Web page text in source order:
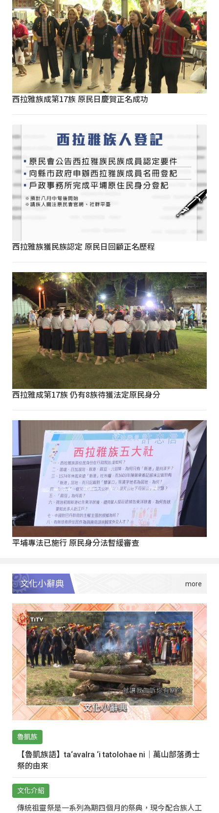
西拉雅族成第17族 原民日慶賀正名成功
西拉雅族獲民族認定 原民日回顧正名歷程
西拉雅成第17族 仍有8族待獲法定原民身分
平埔專法已施行 原民身分法暫緩審查
文化小辭典
魯凱族
【魯凱族語】ta‘avalra ‘i tatolohae ni｜萬山部落勇士
祭的由來
文化介紹
傳統祖靈祭是一系列為期四個月的祭典，現今配合族人工